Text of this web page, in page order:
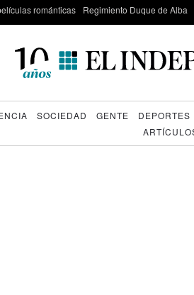
románticas Regimiento Duque de Alba
SOCIEDAD GENTE DEPORTES